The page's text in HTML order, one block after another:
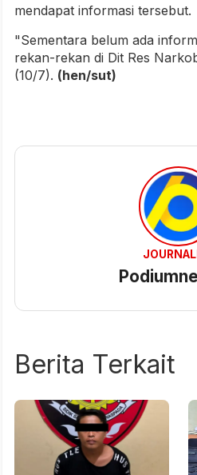
mendapat informasi tersebut.
"Sementara belum ada
rekan-rekan di Dit Res
(10/7). (hen/sut)
Berita Terkait